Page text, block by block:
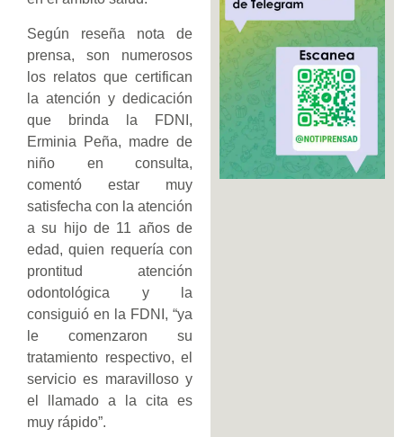
Según reseña nota de
prensa, son numerosos
los relatos que certifican
la atención y dedicación
que brinda la FDNI,
Erminia Peña, madre de
niño en consulta,
comentó estar muy
satisfecha con la atención
a su hijo de 11 años de
edad, quien requería con
prontitud atención
odontológica y la
consiguió en la FDNI, “ya
le comenzaron su
tratamiento respectivo, el
servicio es maravilloso y
el llamado a la cita es
muy rápido”.